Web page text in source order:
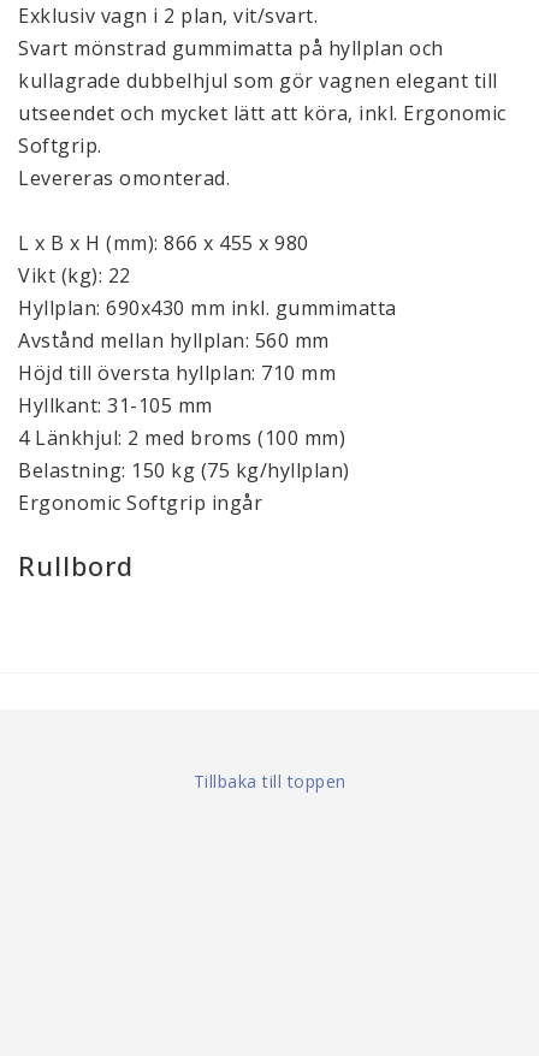
Exklusiv vagn i 2 plan, vit/svart.
Svart mönstrad gummimatta på hyllplan och
kullagrade dubbelhjul som gör vagnen elegant till
utseendet och mycket lätt att köra, inkl. Ergonomic
Softgrip.
Levereras omonterad.
L x B x H (mm): 866 x 455 x 980
Vikt (kg): 22
Hyllplan: 690x430 mm inkl. gummimatta
Avstånd mellan hyllplan: 560 mm
Höjd till översta hyllplan: 710 mm
Hyllkant: 31-105 mm
4 Länkhjul: 2 med broms (100 mm)
Belastning: 150 kg (75 kg/hyllplan)
Ergonomic Softgrip ingår
Rullbord
Tillbaka till toppen